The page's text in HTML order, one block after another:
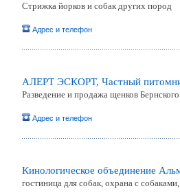
Стрижка йорков и собак других пород
Адрес и телефон
АЛЕРТ ЭСКОРТ, Частный
Разведение и продажа щенков
Адрес и телефон
Кинологическое объединение
гостиница для собак, охрана с